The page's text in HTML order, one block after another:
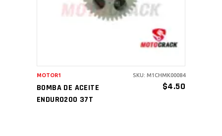
BOMBA DE ACEITE
ENDURO200 37T
$4.50
MOTOR1 SKU: M1CHMK00084